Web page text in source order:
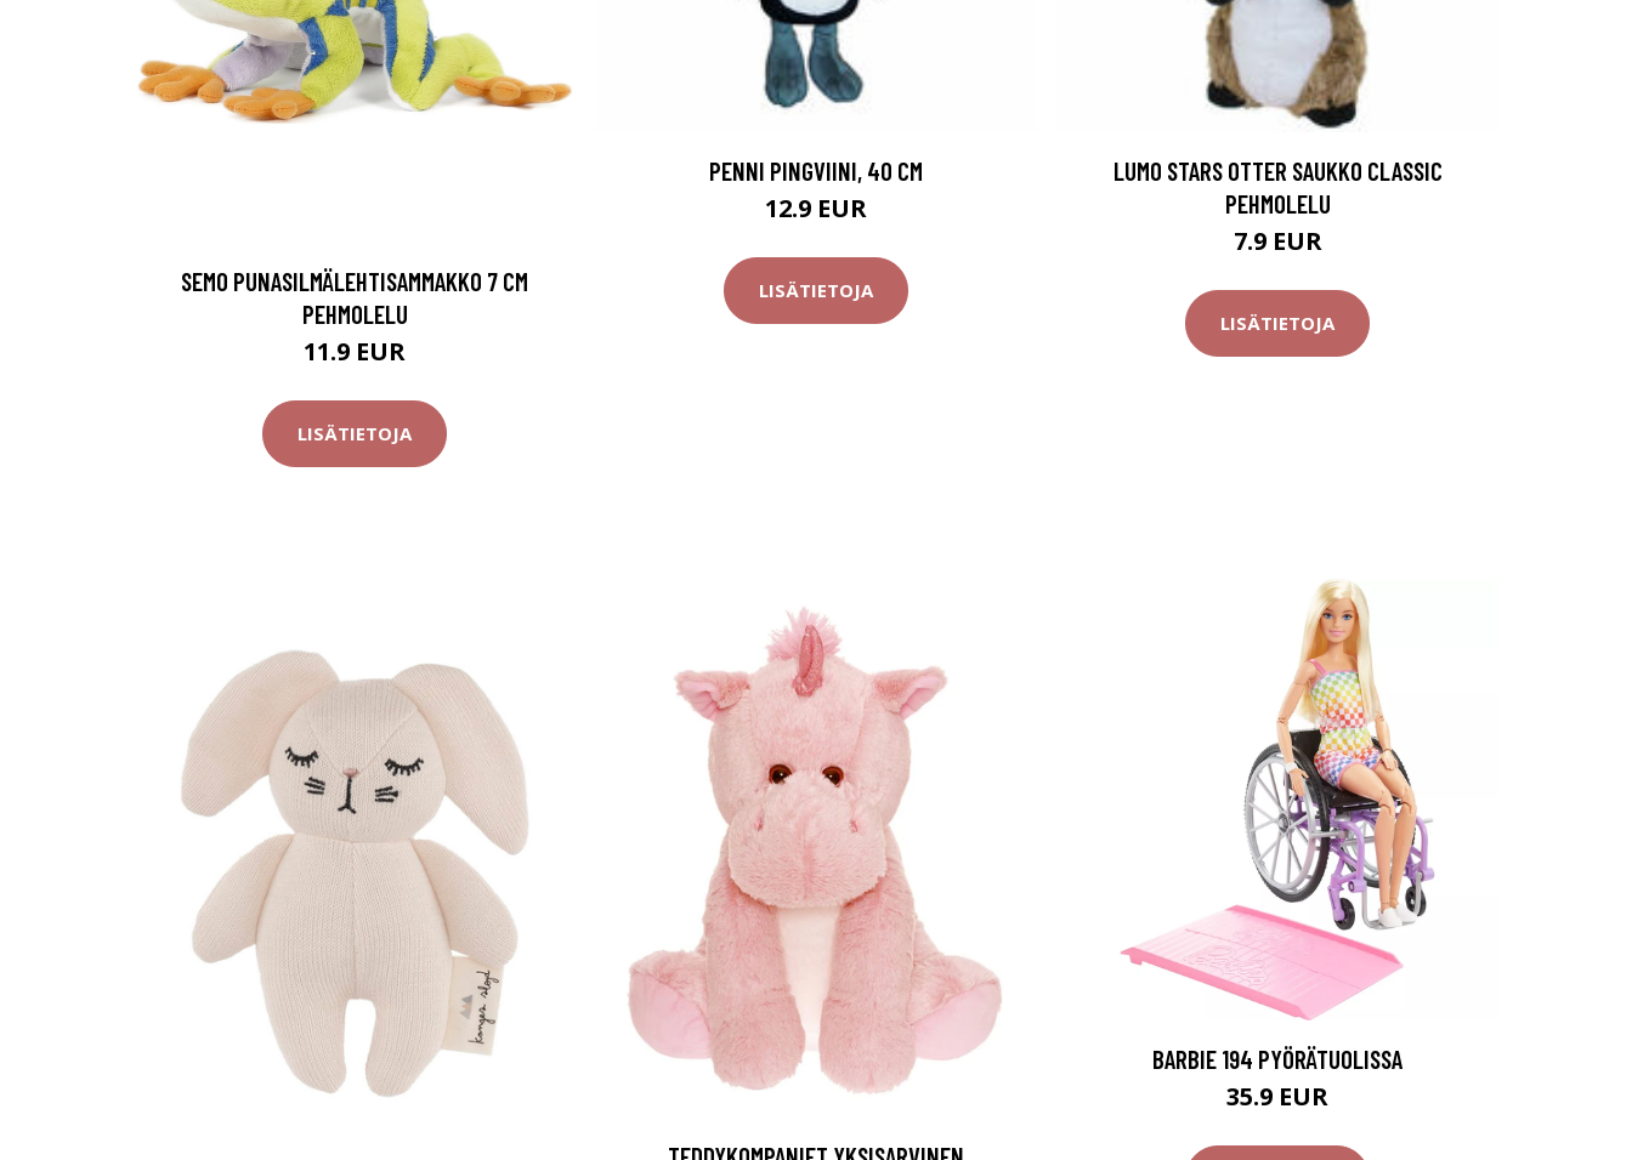
SEMO PUNASILMÄLEHTISAMMAKKO 7 CM
PEHMOLELU
11.9 EUR
LISÄTIETOJA
PENNI PINGVIINI, 40 CM
12.9 EUR
LISÄTIETOJA
LUMO STARS OTTER SAUKKO CLASSIC
PEHMOLELU
7.9 EUR
LISÄTIETOJA
BARBIE 194 PYÖRÄTUOLISSA
35.9 EUR